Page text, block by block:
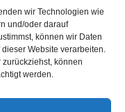
wir Technologien wie
und/oder darauf
können wir Daten
Website verarbeiten.
können
werden.